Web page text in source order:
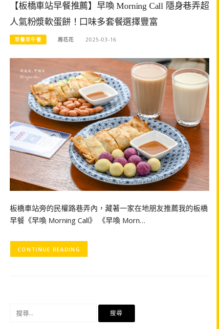
【板橋車站早餐推薦】早喚 Morning Call 隱身巷弄超
人氣粉漿軟蛋餅！口味多套餐選擇豐富
早餐早午餐 周花花 2025-03-16
板橋車站旁的民權路巷弄內，藏著一家在地朋友推薦我的板橋
早餐《早喚 Morning Call》 《早喚 Morn…
CONTINUE READING